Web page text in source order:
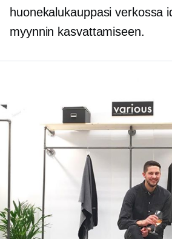
huonekalukauppasi verkossa
myynnin kasvattamiseen.